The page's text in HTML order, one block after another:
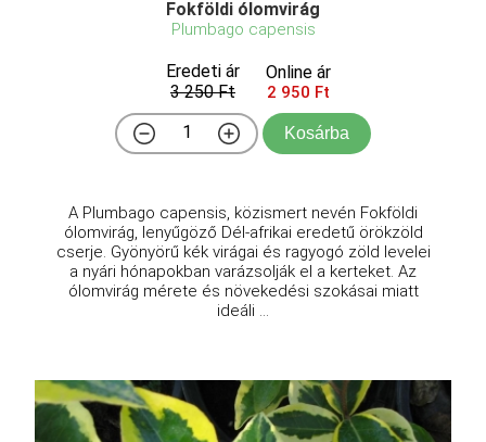
Fokföldi ólomvirág
Plumbago capensis
Eredeti ár
3 250 Ft
Online ár
2 950 Ft
Kosárba
A Plumbago capensis, közismert nevén Fokföldi
ólomvirág, lenyűgöző Dél-afrikai eredetű örökzöld
cserje. Gyönyörű kék virágai és ragyogó zöld levelei
a nyári hónapokban varázsolják el a kerteket. Az
ólomvirág mérete és növekedési szokásai miatt
ideáli ...